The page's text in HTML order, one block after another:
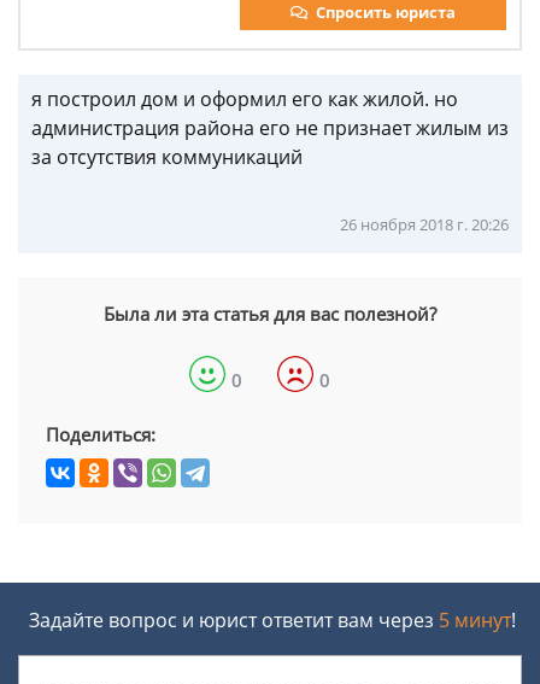
Спросить юриста
я построил дом и оформил его как жилой. но
администрация района его не признает жилым из
за отсутствия коммуникаций
26 ноября 2018 г. 20:26
Была ли эта статья для вас полезной?
0 0
Поделиться:
Задайте вопрос и юрист ответит вам через 5 минут!